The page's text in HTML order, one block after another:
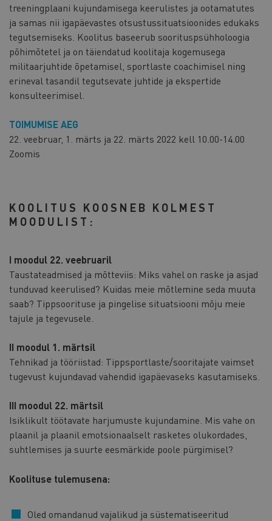
treeningplaani kujundamisega keerulistes ja ootamatutes
ja samas nii igapäevastes otsustussituatsioonides edukaks
tegutsemiseks. Koolitus baseerub soorituspsühholoogia
põhimõtetel ja on täiendatud koolitaja kogemusega
militaarjuhtide õpetamisel, sportlaste coachimisel ning
erineval tasandil tegutsevate juhtide ja ekspertide
konsulteerimisel.
TOIMUMISE AEG
22. veebruar, 1. märts ja 22. märts 2022 kell 10.00-14.00
Zoomis
KOOLITUS KOOSNEB KOLMEST
MOODULIST:
I moodul 22. veebruaril
Taustateadmised ja mõtteviis: Miks vahel on raske ja asjad
tunduvad keerulised? Kuidas meie mõtlemine seda muuta
saab? Tippsoorituse ja pingelise situatsiooni mõju meie
tajule ja tegevusele.
II moodul 1. märtsil
Tehnikad ja tööriistad: Tippsportlaste/sooritajate vaimset
tugevust kujundavad vahendid igapäevaseks kasutamiseks.
III moodul 22. märtsil
Isiklikult töötavate harjumuste kujundamine. Mis vahe on
plaanil ja plaanil emotsionaalselt rasketes olukordades,
suhtlemises ja suurte eesmärkide poole pürgimisel?
Koolituse tulemusena:
Oled omandanud vajalikud ja süstematiseeritud